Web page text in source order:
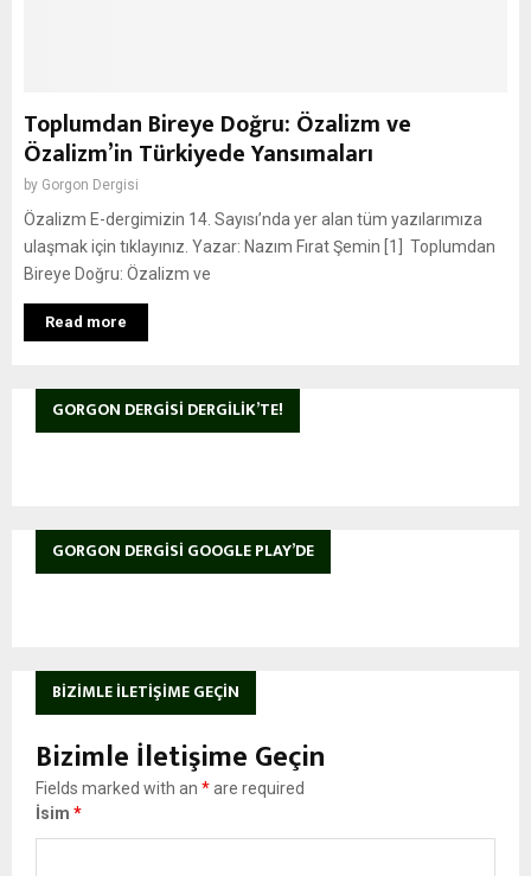
Toplumdan Bireye Doğru: Özalizm ve
Özalizm’in Türkiyede Yansımaları
by Gorgon Dergisi
Özalizm E-dergimizin 14. Sayısı’nda yer alan tüm yazılarımıza
ulaşmak için tıklayınız. Yazar: Nazım Fırat Şemin [1] Toplumdan
Bireye Doğru: Özalizm ve
Read more
GORGON DERGISI DERGILIK’TE!
GORGON DERGISI GOOGLE PLAY’DE
BIZIMLE İLETIŞIME GEÇIN
Bizimle İletişime Geçin
Fields marked with an *are required
İsim *